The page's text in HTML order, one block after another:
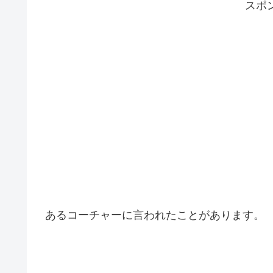
スポ
あるコーチャーに言われたことがあります。